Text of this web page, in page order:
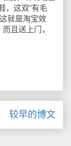
，这双“有毛
就是淘宝效
且送上门，
较早的博文